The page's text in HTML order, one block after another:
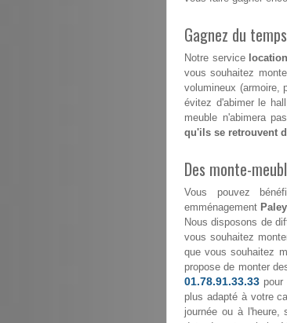
Gagnez du
Notre service
vous souhaitez
volumineux (armoire,
évitez d'abimer le
meuble n'abimera
qu'ils se retrouvent
Des monte-
Vous pouvez
emménagement
Nous disposons de
vous souhaitez
que vous souhaitez
propose de monter
01.78.91.33.33
plus adapté à votre
journée ou à l'heure,